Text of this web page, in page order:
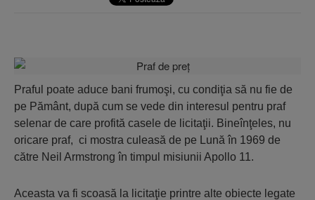
Praful poate aduce bani frumoşi, cu condiţia să nu fie de
pe Pământ, după cum se vede din interesul pentru praf
selenar de care profită casele de licitaţii. Bineînţeles, nu
oricare praf, ci mostra culeasă de pe Lună în 1969 de
către Neil Armstrong în timpul misiunii Apollo 11.
Aceasta va fi scoasă la licitaţie printre alte obiecte legate